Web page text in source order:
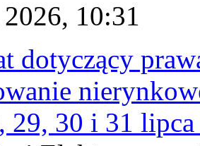
10:31
dotyczący
29, 30 i 31